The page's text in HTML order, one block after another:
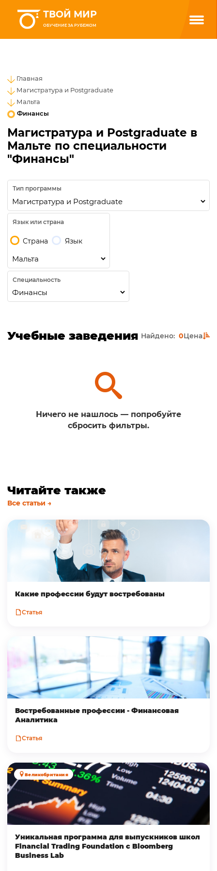
ТВОЙ МИР
ОБУЧЕНИЕ ЗА РУБЕЖОМ
Главная
Магистратура и Postgraduate
Мальта
Финансы
Магистратура и Postgraduate в
Мальте по специальности
"Финансы"
Тип программы
Язык или страна
Страна Язык
Специальность
Учебные заведения Найдено: 0Цена
Ничего не нашлось — попробуйте
сбросить фильтры.
Читайте также
Все статьи →
Какие профессии будут востребованы
Статья
Востребованные профессии - Финансовая
Аналитика
Статья
Великобритания
Уникальная программа для выпускников школ
Financial Trading Foundation с Bloomberg
Business Lab